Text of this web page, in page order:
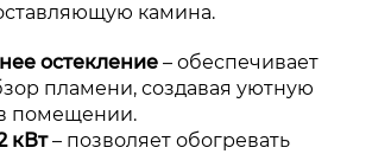
камина.
остекление – обеспечивает
пламени, создавая уютную
помещении.
кВт– позволяет обогревать